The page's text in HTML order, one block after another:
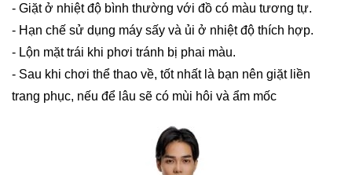
- Giặt ở nhiệt độ bình thường với đồ có màu tương tự.
- Hạn chế sử dụng máy sấy và ủi ở nhiệt độ thích hợp.
- Lộn mặt trái khi phơi tránh bị phai màu.
- Sau khi chơi thể thao về, tốt nhất là bạn nên giặt liền
trang phục, nếu để lâu sẽ có mùi hôi và ẩm mốc